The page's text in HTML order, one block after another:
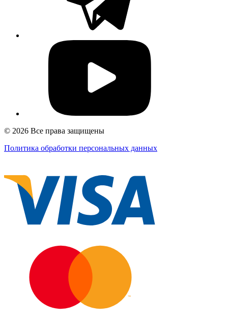
© 2026 Все права защищены
Политика обработки персональных данных